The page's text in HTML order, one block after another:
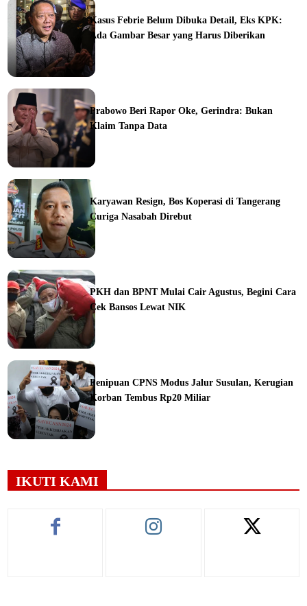
Kasus Febrie Belum Dibuka Detail, Eks KPK:
Ada Gambar Besar yang Harus Diberikan
Prabowo Beri Rapor Oke, Gerindra: Bukan
Klaim Tanpa Data
Karyawan Resign, Bos Koperasi di Tangerang
Curiga Nasabah Direbut
PKH dan BPNT Mulai Cair Agustus, Begini Cara
Cek Bansos Lewat NIK
Penipuan CPNS Modus Jalur Susulan, Kerugian
Korban Tembus Rp20 Miliar
IKUTI KAMI